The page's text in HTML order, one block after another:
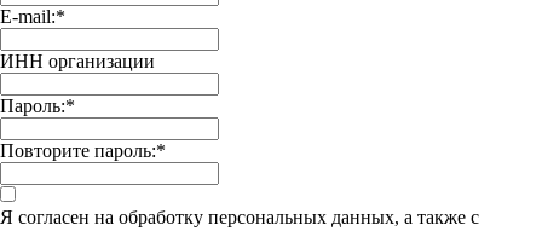
E-mail:*
ИНН организации
Пароль:*
Повторите пароль:*
Я согласен на обработку персональных данных, а также с